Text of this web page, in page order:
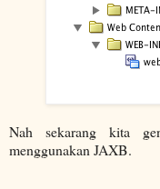
Nah sekarang kita
menggunakan JAXB.